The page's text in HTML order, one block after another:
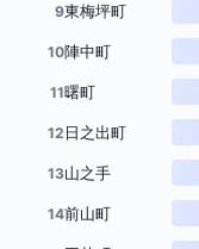
9東梅坪町
10陣中町
11曙町
12 日之出町
13山之手
14前山町